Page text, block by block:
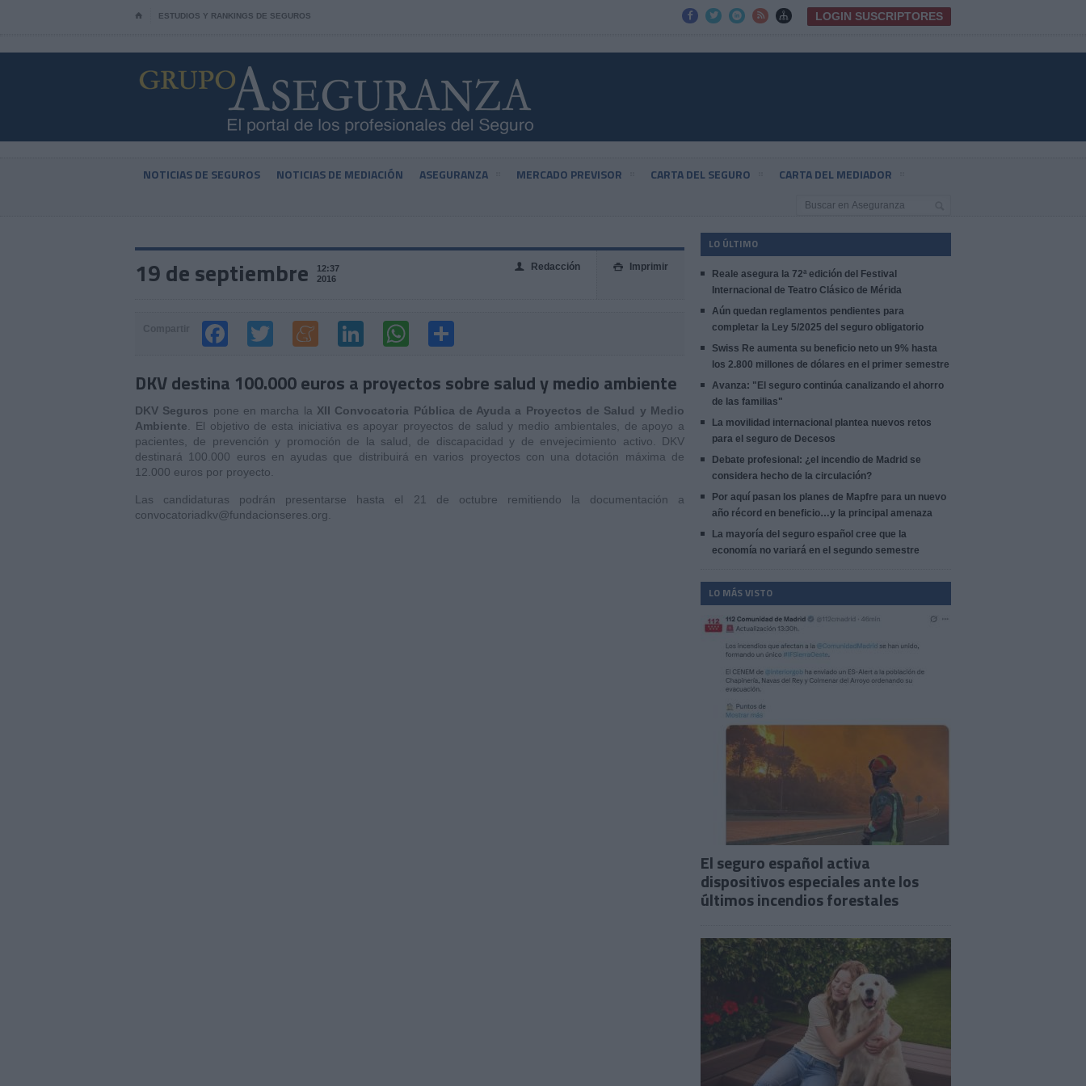
⌂ ESTUDIOS Y RANKINGS DE SEGUROS      LOGIN SUSCRIPTORES
NOTICIAS DE SEGUROS NOTICIAS DE MEDIACIÓN ASEGURANZA MERCADO PREVISOR CARTA DEL SEGURO CARTA DEL MEDIADOR
19 de septiembre
12:37
2016
 Imprimir
👤 Redacción
DKV destina 100.000 euros a proyectos sobre salud y medio ambiente
DKV Seguros pone en marcha la XII Convocatoria Pública de Ayuda a Proyectos de Salud y Medio
Ambiente . El objetivo de esta iniciativa es apoyar proyectos de salud y medio ambientales, de apoyo a
pacientes, de prevención y promoción de la salud, de discapacidad y de envejecimiento activo. DKV
destinará 100.000 euros en ayudas que distribuirá en varios proyectos con una dotación máxima de
12.000 euros por proyecto.
Las candidaturas podrán presentarse hasta el 21 de octubre remitiendo la documentación a
convocatoriadkv@fundacionseres.org.
LO ÚLTIMO
Reale asegura la 72ª edición del Festival
Internacional de Teatro Clásico de Mérida
Aún quedan reglamentos pendientes para
completar la Ley 5/2025 del seguro obligatorio
Swiss Re aumenta su beneficio neto un 9% hasta
los 2.800 millones de dólares en el primer semestre
Avanza: "El seguro continúa canalizando el ahorro
de las familias"
La movilidad internacional plantea nuevos retos
para el seguro de Decesos
Debate profesional: ¿el incendio de Madrid se
considera hecho de la circulación?
Por aquí pasan los planes de Mapfre para un nuevo
año récord en beneficio…y la principal amenaza
La mayoría del seguro español cree que la
economía no variará en el segundo semestre
LO MÁS VISTO
El seguro español activa
dispositivos especiales ante los
últimos incendios forestales